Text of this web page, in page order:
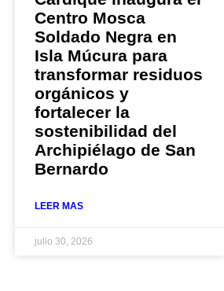
Centro Mosca
Soldado Negra en
Isla Múcura para
transformar residuos
orgánicos y
fortalecer la
sostenibilidad del
Archipiélago de San
Bernardo
LEER MAS
julio 30, 2026